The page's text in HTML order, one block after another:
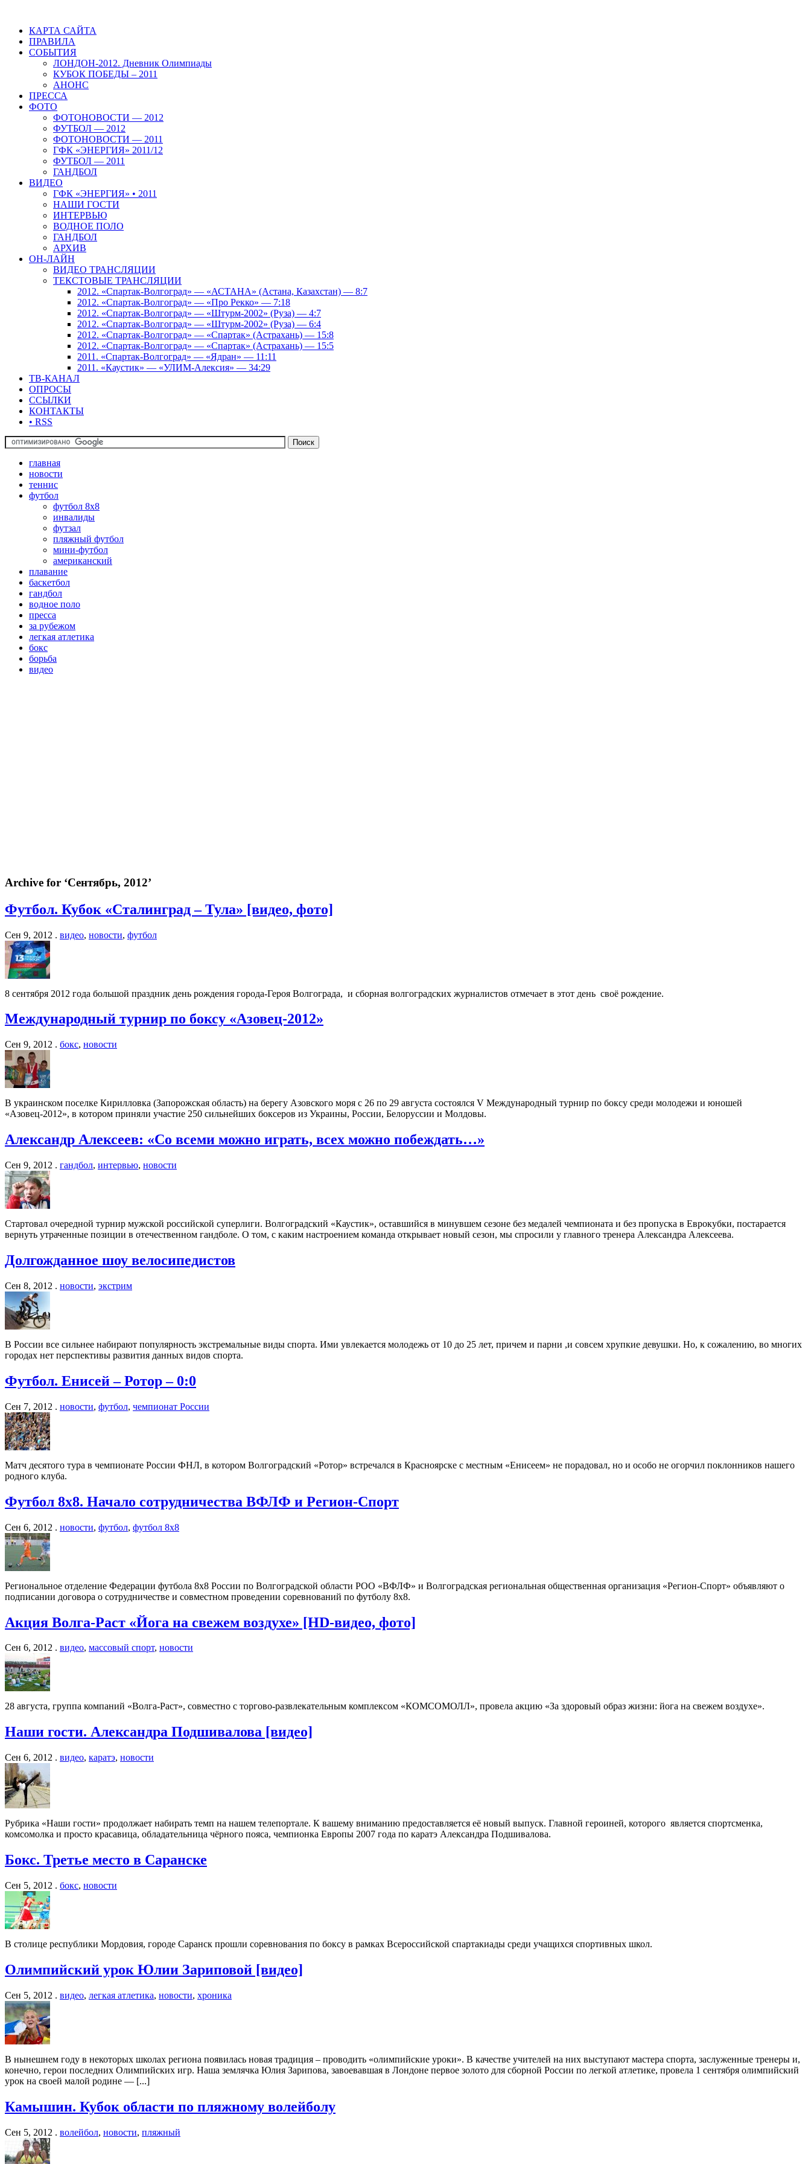
КАРТА САЙТА
ПРАВИЛА
СОБЫТИЯ
ЛОНДОН-2012. Дневник Олимпиады
КУБОК ПОБЕДЫ – 2011
АНОНС
ПРЕССА
ФОТО
ФОТОНОВОСТИ — 2012
ФУТБОЛ — 2012
ФОТОНОВОСТИ — 2011
ГФК «ЭНЕРГИЯ» 2011/12
ФУТБОЛ — 2011
ГАНДБОЛ
ВИДЕО
ГФК «ЭНЕРГИЯ» • 2011
НАШИ ГОСТИ
ИНТЕРВЬЮ
ВОДНОЕ ПОЛО
ГАНДБОЛ
АРХИВ
ОН-ЛАЙН
ВИДЕО ТРАНСЛЯЦИИ
ТЕКСТОВЫЕ ТРАНСЛЯЦИИ
2012. «Спартак-Волгоград» — «АСТАНА» (Астана, Казахстан) — 8:7
2012. «Спартак-Волгоград» — «Про Рекко» — 7:18
2012. «Спартак-Волгоград» — «Штурм-2002» (Руза) — 4:7
2012. «Спартак-Волгоград» — «Штурм-2002» (Руза) — 6:4
2012. «Спартак-Волгоград» — «Спартак» (Астрахань) — 15:8
2012. «Спартак-Волгоград» — «Спартак» (Астрахань) — 15:5
2011. «Спартак-Волгоград» — «Ядран» — 11:11
2011. «Каустик» — «УЛИМ-Алексия» — 34:29
ТВ-КАНАЛ
ОПРОСЫ
ССЫЛКИ
КОНТАКТЫ
• RSS
главная
новости
теннис
футбол
футбол 8х8
инвалиды
футзал
пляжный футбол
мини-футбол
американский
плавание
баскетбол
гандбол
водное поло
пресса
за рубежом
легкая атлетика
бокс
борьба
видео
Archive for ‘Сентябрь, 2012’
Футбол. Кубок «Сталинград – Тула» [видео, фото]
Сен 9, 2012 . видео, новости, футбол
8 сентября 2012 года большой праздник день рождения города-Героя Волгограда, и сборная волгоградских журналистов отмечает в этот день своё рождение.
Международный турнир по боксу «Азовец-2012»
Сен 9, 2012 . бокс, новости
В украинском поселке Кирилловка (Запорожская область) на берегу Азовского моря с 26 по 29 августа состоялся V Международный турнир по боксу среди молодежи и юношей
«Азовец-2012», в котором приняли участие 250 сильнейших боксеров из Украины, России, Белоруссии и Молдовы.
Александр Алексеев: «Со всеми можно играть, всех можно побеждать…»
Сен 9, 2012 . гандбол, интервью, новости
Стартовал очередной турнир мужской российской суперлиги. Волгоградский «Каустик», оставшийся в минувшем сезоне без медалей чемпионата и без пропуска в Еврокубки, постарается
вернуть утраченные позиции в отечественном гандболе. О том, с каким настроением команда открывает новый сезон, мы спросили у главного тренера Александра Алексеева.
Долгожданное шоу велосипедистов
Сен 8, 2012 . новости, экстрим
В России все сильнее набирают популярность экстремальные виды спорта. Ими увлекается молодежь от 10 до 25 лет, причем и парни ,и совсем хрупкие девушки. Но, к сожалению, во многих
городах нет перспективы развития данных видов спорта.
Футбол. Енисей – Ротор – 0:0
Сен 7, 2012 . новости, футбол, чемпионат России
Матч десятого тура в чемпионате России ФНЛ, в котором Волгоградский «Ротор» встречался в Красноярске с местным «Енисеем» не порадовал, но и особо не огорчил поклонников нашего
родного клуба.
Футбол 8х8. Начало сотрудничества ВФЛФ и Регион-Спорт
Сен 6, 2012 . новости, футбол, футбол 8х8
Региональное отделение Федерации футбола 8х8 России по Волгоградской области РОО «ВФЛФ» и Волгоградская региональная общественная организация «Регион-Спорт» объявляют о
подписании договора о сотрудничестве и совместном проведении соревнований по футболу 8х8.
Акция Волга-Раст «Йога на свежем воздухе» [HD-видео, фото]
Сен 6, 2012 . видео, массовый спорт, новости
28 августа, группа компаний «Волга-Раст», совместно с торгово-развлекательным комплексом «КОМСОМОЛЛ», провела акцию «За здоровый образ жизни: йога на свежем воздухе».
Наши гости. Александра Подшивалова [видео]
Сен 6, 2012 . видео, каратэ, новости
Рубрика «Наши гости» продолжает набирать темп на нашем телепортале. К вашему вниманию предоставляется её новый выпуск. Главной героиней, которого является спортсменка,
комсомолка и просто красавица, обладательница чёрного пояса, чемпионка Европы 2007 года по каратэ Александра Подшивалова.
Бокс. Третье место в Саранске
Сен 5, 2012 . бокс, новости
В столице республики Мордовия, городе Саранск прошли соревнования по боксу в рамках Всероссийской спартакиады среди учащихся спортивных школ.
Олимпийский урок Юлии Зариповой [видео]
Сен 5, 2012 . видео, легкая атлетика, новости, хроника
В нынешнем году в некоторых школах региона появилась новая традиция – проводить «олимпийские уроки». В качестве учителей на них выступают мастера спорта, заслуженные тренеры и,
конечно, герои последних Олимпийских игр. Наша землячка Юлия Зарипова, завоевавшая в Лондоне первое золото для сборной России по легкой атлетике, провела 1 сентября олимпийский
урок на своей малой родине — [...]
Камышин. Кубок области по пляжному волейболу
Сен 5, 2012 . волейбол, новости, пляжный